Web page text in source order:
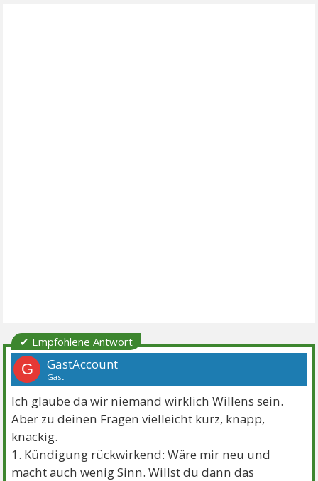
✔ Empfohlene Antwort
G GastAccount
Gast
Ich glaube da wir niemand wirklich Willens sein.
Aber zu deinen Fragen vielleicht kurz, knapp,
knackig.
1. Kündigung rückwirkend: Wäre mir neu und
macht auch wenig Sinn. Willst du dann das